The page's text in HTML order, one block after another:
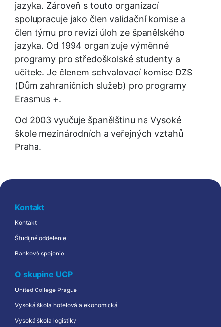
jazyka. Zároveň s touto organizací
spolupracuje jako člen validační komise a
člen týmu pro revizi úloh ze španělského
jazyka. Od 1994 organizuje výměnné
programy pro středoškolské studenty a
učitele. Je členem schvalovací komise DZS
(Dům zahraničních služeb) pro programy
Erasmus +.
Od 2003 vyučuje španělštinu na Vysoké
škole mezinárodních a veřejných vztahů
Praha.
Kontakt
Kontakt
Študijné oddelenie
Bankové spojenie
O skupine UCP
United College Prague
Vysoká škola hotelová a ekonomická
Vysoká škola logistiky